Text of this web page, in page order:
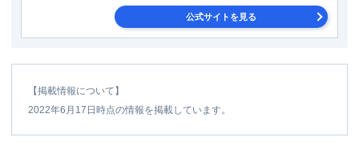
公式サイトを見る
【掲載情報について】
2022年6月17日時点の情報を掲載しています。